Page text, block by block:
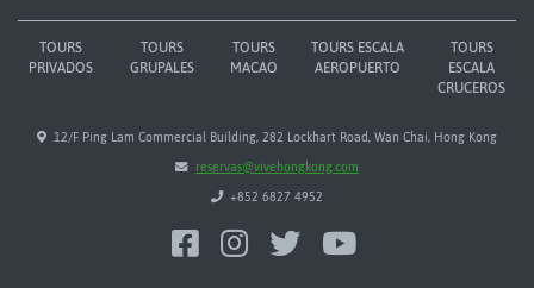
TOURS
PRIVADOS
TOURS
GRUPALES
TOURS
MACAO
TOURS ESCALA
AEROPUERTO
TOURS
ESCALA
CRUCEROS
12/F Ping Lam Commercial Building, 282 Lockhart Road, Wan Chai, Hong Kong
reservas@vivehongkong.com
+852 6827 4952